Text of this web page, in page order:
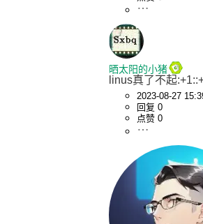
晒太阳的小猪
linus真了不起
2023-08-27
回复 0
点赞 0